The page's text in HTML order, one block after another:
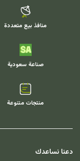
منافذ بيع متعددة
صناعة سعودية
منتجات متنوعة
دعنا نساعدك